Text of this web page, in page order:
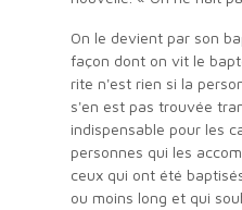
On le devient par son baptême, et surtout par la
façon dont on vit le
rite n'est rien si la
s'en est pas trouvée
indispensable pour les
personnes qui les
ceux qui ont été
ou moins long et qui